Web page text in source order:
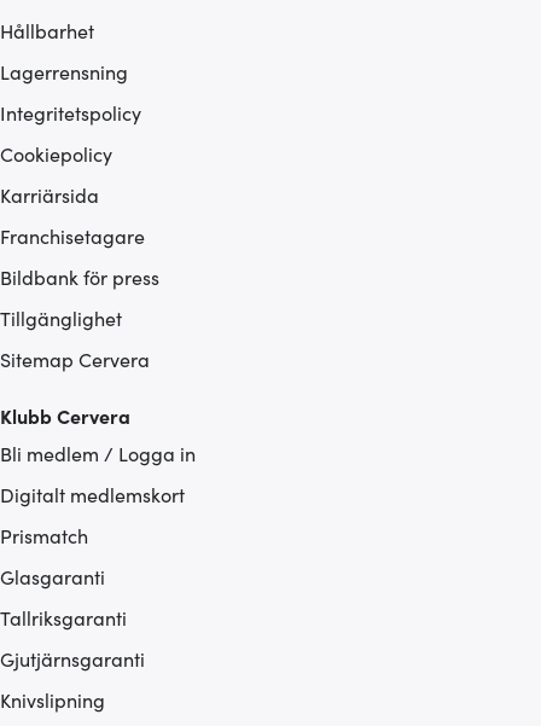
Hållbarhet
Lagerrensning
Integritetspolicy
Cookiepolicy
Karriärsida
Franchisetagare
Bildbank för press
Tillgänglighet
Sitemap Cervera
Klubb Cervera
Bli medlem / Logga in
Digitalt medlemskort
Prismatch
Glasgaranti
Tallriksgaranti
Gjutjärnsgaranti
Knivslipning